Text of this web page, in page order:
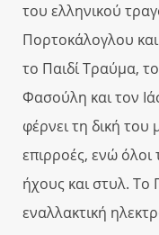
του ελληνικού
Πορτοκάλογλου
το Παιδί Τραύμα,
Φασούλη και τον
φέρνει τη δική του
επιρροές, ενώ όλοι
ήχους και στυλ. Το
εναλλακτική